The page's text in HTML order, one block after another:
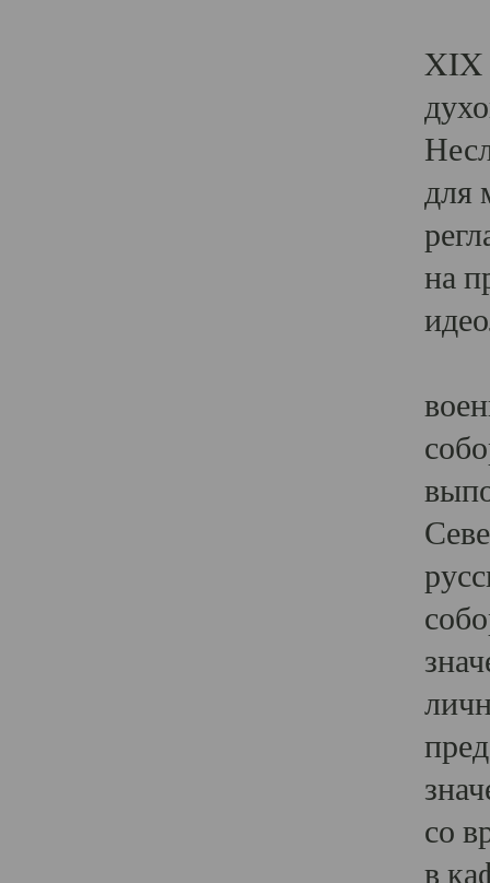
XIX
для
на
со
в